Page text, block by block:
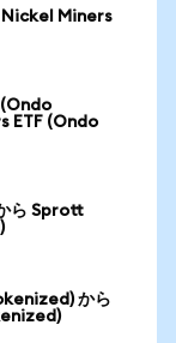
Miners
ETF (Ondo
ら Sprott
から